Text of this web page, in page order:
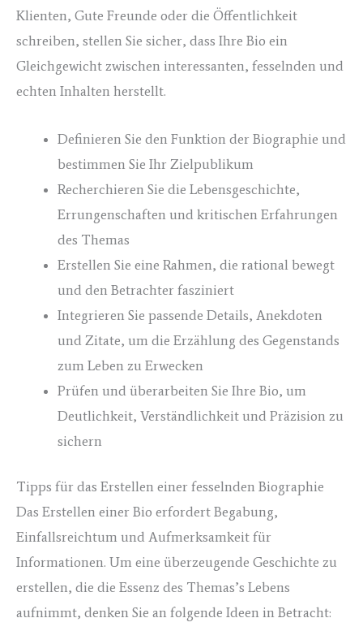
Klienten, Gute Freunde oder die Öffentlichkeit
schreiben, stellen Sie sicher, dass Ihre Bio ein
Gleichgewicht zwischen interessanten, fesselnden und
echten Inhalten herstellt.
Definieren Sie den Funktion der Biographie und
bestimmen Sie Ihr Zielpublikum
Recherchieren Sie die Lebensgeschichte,
Errungenschaften und kritischen Erfahrungen
des Themas
Erstellen Sie eine Rahmen, die rational bewegt
und den Betrachter fasziniert
Integrieren Sie passende Details, Anekdoten
und Zitate, um die Erzählung des Gegenstands
zum Leben zu Erwecken
Prüfen und überarbeiten Sie Ihre Bio, um
Deutlichkeit, Verständlichkeit und Präzision zu
sichern
Tipps für das Erstellen einer fesselnden Biographie
Das Erstellen einer Bio erfordert Begabung,
Einfallsreichtum und Aufmerksamkeit für
Informationen. Um eine überzeugende Geschichte zu
erstellen, die die Essenz des Themas’s Lebens
aufnimmt, denken Sie an folgende Ideen in Betracht: